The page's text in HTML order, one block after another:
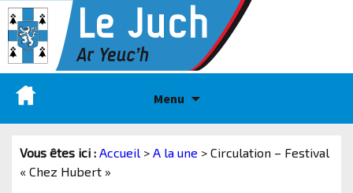
Menu
Vous êtes ici : Accueil > A la une > Circulation – Festival
« Chez Hubert »